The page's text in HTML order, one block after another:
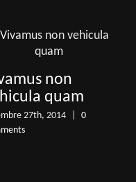
non
quam
27th, 2014
0